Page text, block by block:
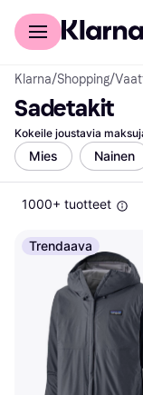
Kuluttajille
Klarna/Shopping/
Sadetakit
Kokeile joustavia
Mies Nainen
1000+ tuotteet
Trendaava